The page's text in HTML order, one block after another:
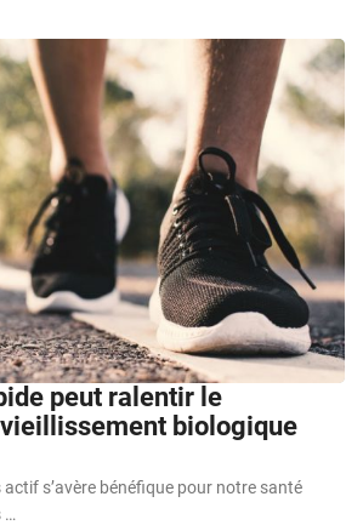
peut ralentir le
biologique
actif s’avère bénéfique pour notre santé
…